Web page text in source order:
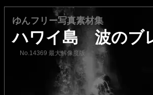
ゆんフリー写真素材集
ハワイ島 波のブ
No.14369 最大解像度版